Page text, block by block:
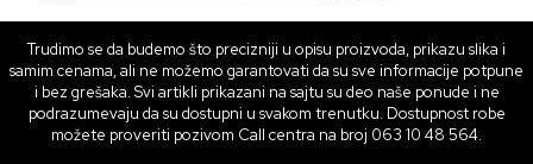
Trudimo se da budemo što precizniji u opisu proizvoda, prikazu slika i
samim cenama, ali ne možemo garantovati da su sve informacije potpune
i bez grešaka. Svi artikli prikazani na sajtu su deo naše ponude i ne
podrazumevaju da su dostupni u svakom trenutku. Dostupnost robe
možete proveriti pozivom Call centra na broj 063 10 48 564.